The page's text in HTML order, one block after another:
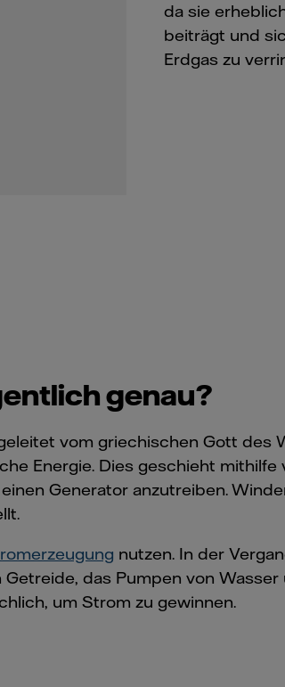
da sie
beiträgt und
Erdgas zu
genau?
vom griechischen Gott des
Energie. Dies geschieht
Generator anzutreiben.
nutzen. In der
das Pumpen von
um Strom zu gewinnen.